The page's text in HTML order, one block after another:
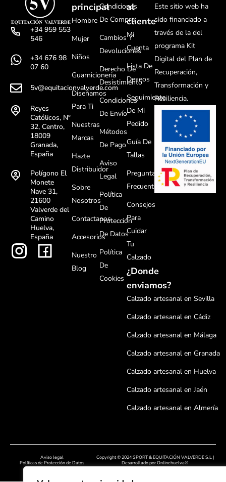
+34 959 553
546
+34 676 98
07 60
5v@equitacionvalverde.com
Reyes
Católicos, Nº
32, Centro,
18009
Granada,
España
Polígono El
Monete
Nave 31,
21600
Valverde del
Camino
Huelva,
España
principal
Hombre
Mujer
Niños
Guarnicioneria
Diseñamos
Para Ti
Nuestras
Marcas
Hazte
Distribuidor
Sobre
Nosotros
Contactanos
Accesorios
Nuestro
Blog
Condiciones
De Compra
Cambios Y
Devoluciones
Derecho De
Desistimiento
Condiciones
De Envío
Métodos
De Pago
Aviso
Legal
Política
De
Protección
De Datos
Política
De
Cookies
al
cliente
Mi
Cuenta
Lista De
Deseos
Seguimiento
De Mi
Pedido
Guía De
Tallas
Preguntas
Frecuentes
Consejos
Para
Cuidar
Tu
Calzado
¿Donde
enviamos?
Calzado artesanal en Sevilla
Calzado artesanal en Cádiz
Calzado artesanal en Málaga
Calzado artesanal en Granada
Calzado artesanal en Huelva
Calzado artesanal en Jaén
Calzado artesanal en Almería
Calzado artesanal en Badajoz
Calzado artesanal en Cáceres
Este sitio web ha
sido financiado a
través de la del
programa Kit
Digital del Plan de
Recuperación,
Transformación y
Resiliencia.
Aviso legal
Políticas de Protección de Datos
Copyright © 2024 SPORT & EQUITACIÓN VALVERDE S.L |
Desarrollado porOnlinehuelva®